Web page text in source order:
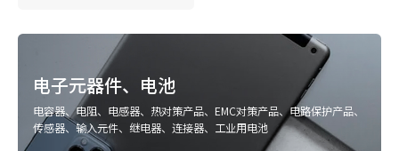
电子元器件、电池
电容器、电阻、电感器、热对策产品、EMC对策产品、电路保护产品、
传感器、输入元件、继电器、连接器、工业用电池